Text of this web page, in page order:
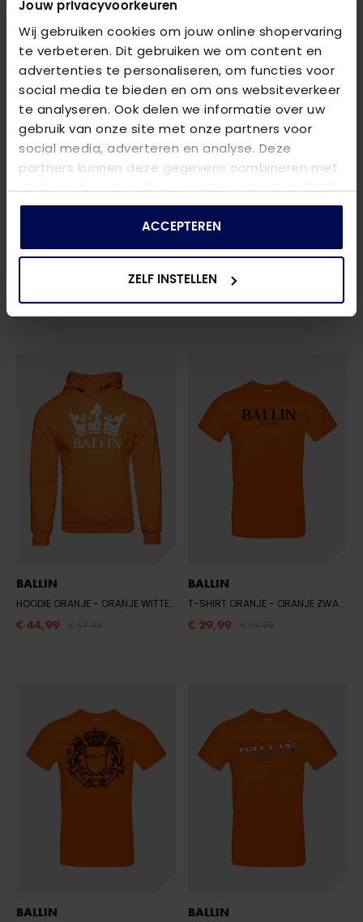
Jouw privacyvoorkeuren
Wij gebruiken cookies om jouw online shopervaring
te verbeteren. Dit gebruiken we om content en
advertenties te personaliseren, om functies voor
social media te bieden en om ons websiteverkeer
te analyseren. Ook delen we informatie over uw
gebruik van onze site met onze partners voor
social media, adverteren en analyse. Deze
partners kunnen deze gegevens combineren met
andere informatie die u aan ze heeft verstrekt of
die ze hebben verzameld op basis van uw gebruik
ACCEPTEREN
ZELF INSTELLEN
BALLIN
- ORANJE
€ 29,99
BALLIN
8850 ORANJE SHIRT
BALLIN
HOODIE ORANJE - ORANJE WITTE KROON
€ 44,99
BALLIN
T-SHIRT ORANJE - ORANJE ZWART
€ 29,99
BALLIN BALLIN